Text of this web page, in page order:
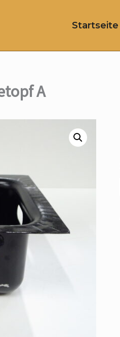
Startseite
A